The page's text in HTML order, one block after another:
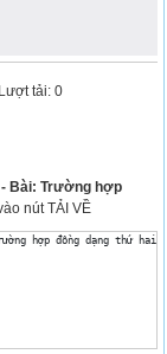
Lượt tải: 0
- Bài: Trường hợp
nút TẢI VỀ